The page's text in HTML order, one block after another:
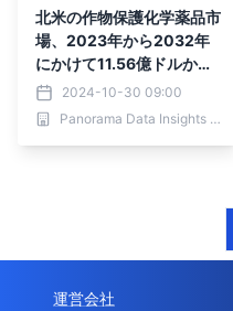
北米の作物保護化学薬品市
場、2023年から2032年
にかけて11.56億ドルから1
8.78億ドルへと成長予
測：年間成長率5.6%を記
録
2024-10-30 09:00
Panorama Data Insights Ltd.
運営会社